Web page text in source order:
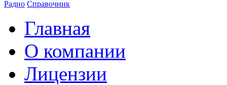
Радио Справочник
Главная
О компании
Лицензии